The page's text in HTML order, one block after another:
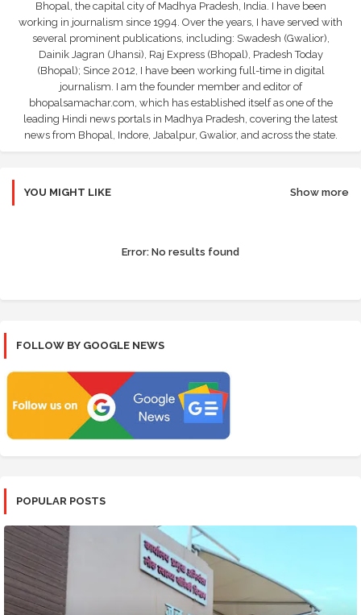
Bhopal, the capital city of Madhya Pradesh, India. I have been
working in journalism since 1994. Over the years, I have served with
several prominent publications, including: Swadesh (Gwalior),
Dainik Jagran (Jhansi), Raj Express (Bhopal), Pradesh Today
(Bhopal); Since 2012, I have been working full-time in digital
journalism. I am the founder member and editor of
bhopalsamachar.com, which has established itself as one of the
leading Hindi news portals in Madhya Pradesh, covering the latest
news from Bhopal, Indore, Jabalpur, Gwalior, and across the state.
YOU MIGHT LIKE Show more
Error: No results found
FOLLOW BY GOOGLE NEWS
POPULAR POSTS